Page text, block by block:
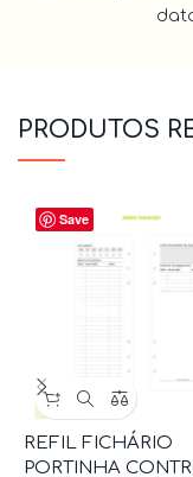
PRODUTOS
Save
REFIL FICHÁRIO
PORTINHA